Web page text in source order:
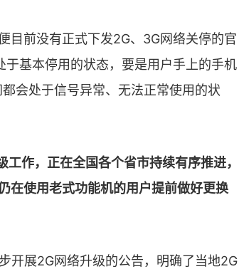
目前没有正式下发2G、3G网络关停的官
基本停用的状态，要是用户手上的手机
会处于信号异常、无法正常使用的状
作，正在全国各个省市持续有序推进，
在使用老式功能机的用户提前做好更换
开展2G网络升级的公告，明确了当地2G